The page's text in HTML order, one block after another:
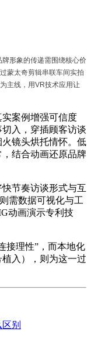
形象的传递需围绕核心价
蒙太奇剪辑串联车间实拍
为主线，用VR技术应用让
案例增强可信度
入，穿插顾客访谈
镜头烘托情怀。低
结合动画还原品牌
节奏访谈形式与互
需数据可视化与工
动画演示专利技
接理性” ，而本地化
入），则为这一过
别